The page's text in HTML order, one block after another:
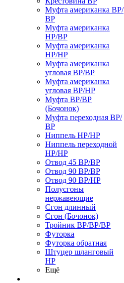
Муфта американка ВР/
ВР
Муфта американка
НР/ВР
Муфта американка
НР/НР
Муфта американка
угловая ВР/ВР
Муфта американка
угловая ВР/НР
Муфта ВР/ВР
(Бочонок)
Муфта переходная ВР/
ВР
Ниппель НР/НР
Ниппель переходной
НР/НР
Отвод 45 ВР/ВР
Отвод 90 ВР/ВР
Отвод 90 ВР/НР
Полусгоны
нержавеющие
Сгон длинный
Сгон (Бочонок)
Тройник ВР/ВР/ВР
Футорка
Футорка обратная
Штуцер шланговый
НР
Ещё